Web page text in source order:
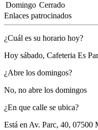
Domingo Cerrado
Enlaces patrocinados
¿Cuál es su horario hoy?
Hoy sábado, Cafeteria Es
¿Abre los domingos?
No, no abre los domingos
¿En que calle se ubica?
Está enAv. Parc, 40, 07500